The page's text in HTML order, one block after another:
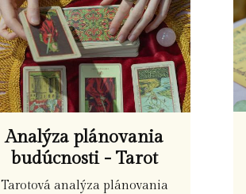
Analýza plánovania
budúcnosti - Tarot
Tarotová analýza plánovania